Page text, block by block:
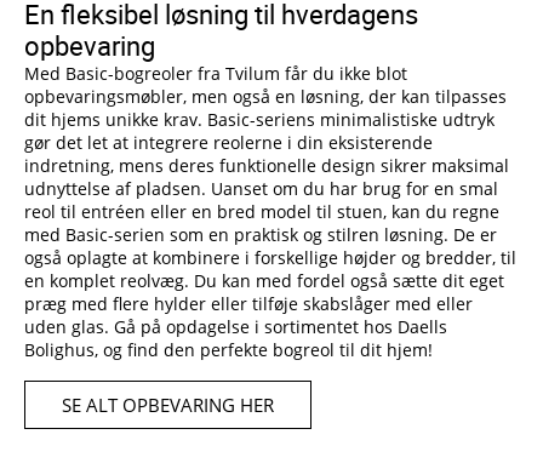
En fleksibel løsning til hverdagens
opbevaring
Med Basic-bogreoler fra Tvilum får du ikke blot
opbevaringsmøbler, men også en løsning, der kan tilpasses
dit hjems unikke krav. Basic-seriens minimalistiske udtryk
gør det let at integrere reolerne i din eksisterende
indretning, mens deres funktionelle design sikrer maksimal
udnyttelse af pladsen. Uanset om du har brug for en smal
reol til entréen eller en bred model til stuen, kan du regne
med Basic-serien som en praktisk og stilren løsning. De er
også oplagte at kombinere i forskellige højder og bredder, til
en komplet reolvæg. Du kan med fordel også sætte dit eget
præg med flere hylder eller tilføje skabslåger med eller
uden glas. Gå på opdagelse i sortimentet hos Daells
Bolighus, og find den perfekte bogreol til dit hjem!
SE ALT OPBEVARING HER